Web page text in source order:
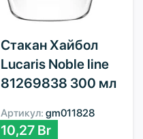
Стакан Хайбол
Lucaris Noble line
81269838 300 мл
Артикул: gm011828
10,27 Br